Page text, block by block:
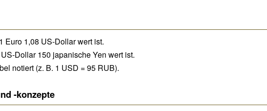
Euro 1,08 US-Dollar wert ist.
Dollar 150 japanische Yen wert ist.
notiert (z. B. 1 USD = 95 RUB).
-konzepte